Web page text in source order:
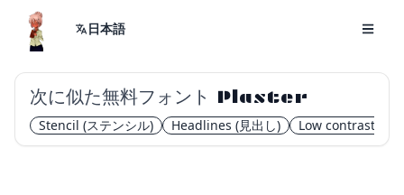
日本語
次に似た無料フォント Plaster
Stencil (ステンシル) Headlines (見出し) Low contrast